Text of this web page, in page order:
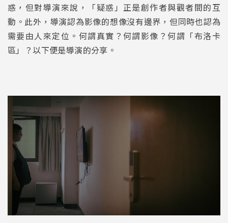
惑，但對導演來說，「疑惑」正是創作者與觀者間的互
動。此外，導演認為影像的想像沒有邊界，但同時也認為
需要由人來定位。何謂真實？何謂影像？何謂「布洛卡
區」？以下便是導演的分享。